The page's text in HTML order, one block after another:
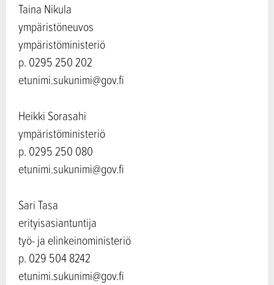
Taina Nikula
ympäristöneuvos
ympäristöministeriö
p. 0295 250 202
etunimi.sukunimi@gov.fi
Heikki Sorasahi
ympäristöministeriö
p. 0295 250 080
etunimi.sukunimi@gov.fi
Sari Tasa
erityisasiantuntija
työ- ja elinkeinoministeriö
p. 029 504 8242
etunimi.sukunimi@gov.fi